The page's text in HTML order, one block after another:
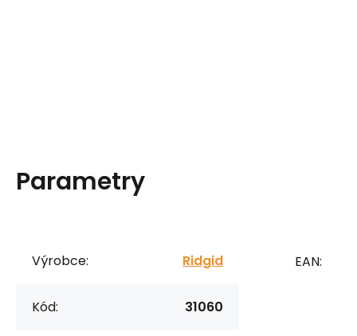
Parametry
Výrobce: Ridgid
Kód: 31060
EAN: